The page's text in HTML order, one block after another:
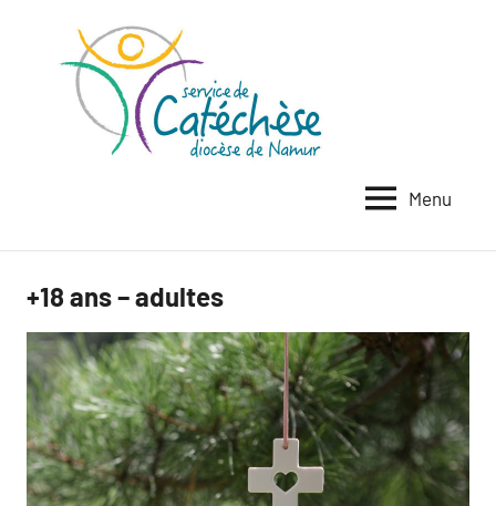
–
Diocèse
Namur
foi
à
Menu
+18 ans – adultes